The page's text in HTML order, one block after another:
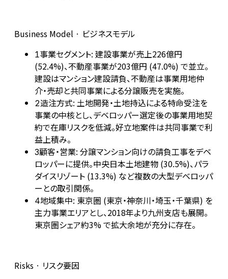
Business Model · ビジネスモデル
1事業セグメント: 建設事業が売上226億円
(52.4%)、不動産事業が203億円 (47.0%) で並立。
建設はマンション建設請負、不動産は事業用地仲
介・売却と共同事業による分譲販売を実施。
2造注方式: 土地開発・土地持込による特命受注を
事業の中核とし、デベロッパー選定後の事業用地契
約で在庫リスクを低減。好立地案件は共同事業で利
益上積み。
3顧客・営業: 分譲マンション向けの請負工事をデベ
ロッパーに提供。中央日本土地建物 (30.5%)、パラ
ダイスリゾート (13.3%) など複数の大型デベロッパ
ーとの取引関係。
4地域集中: 東京圏 (東京・神奈川・埼玉・千葉県) を
主力事業エリアとし、2018年より九州支店も展開。
東京圏シェア約3% で拡大余地が充分に存在。
Risks · リスク要因